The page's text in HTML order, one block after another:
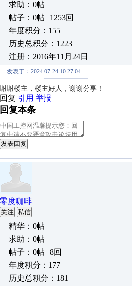
求助：0帖
帖子：0帖 | 1253回
年度积分：155
历史总积分：1223
注册：2016年11月24日
发表于：2024-07-24 10:27:04
谢谢楼主，楼主好人，谢谢分享！
回复 引用 举报
回复本条
发表回复
零度咖啡
关注 私信
精华：0帖
求助：0帖
帖子：0帖 | 8回
年度积分：177
历史总积分：181